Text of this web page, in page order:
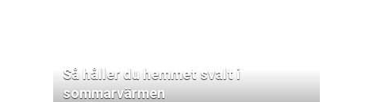
Så håller du hemmet svalt i
sommarvärmen